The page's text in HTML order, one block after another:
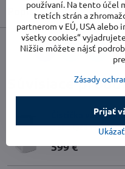
Popis
FacebookTwitter Bluesky
Súvisiace
Čistička vzduchu
2 až 3 týždne
599 €
používaní. Na tento účel
tretích strán a
partnerom v EÚ, USA alebo
všetky cookies“
Nižšie môžete nájsť
Zásady
Prijať